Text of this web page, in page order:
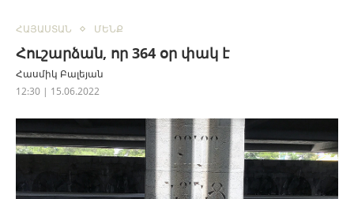
ՀԱՅԱՍՏԱՆ ՄԵՆՔ
Հուշարձան, որ 364 օր փակ է
Հասմիկ Բալեյան
12:30 | 15.06.2022